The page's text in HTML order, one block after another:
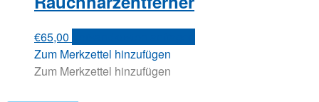
€65,00
Zum Merkzettel hinzufügen
Zum Merkzettel hinzufügen